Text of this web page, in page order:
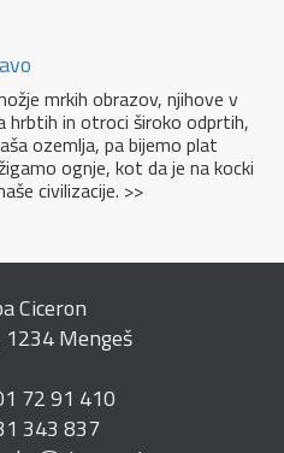
mrkih obrazov, njihove v
hrbtih in otroci široko odprtih,
ozemlja, pa bijemo plat
ognje, kot da je na kocki
civilizacije. >>
Ciceron
1234 Mengeš
72 91 410
343 837